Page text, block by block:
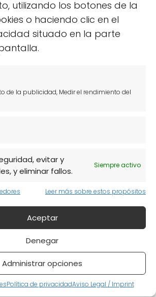
utilizando los botones de la
o haciendo clic en el
situado en la parte
de la publicidad, Medir el rendimiento del
evitar y
y eliminar fallos.
Siempre activo
Leer más sobre estos propósitos
Aceptar
Denegar
Administrar opciones
Política de privacidadAviso Legal / Imprint
con macarrones de
para cualquier ocasión.
y sabrosa es la ensalada
no solo es colorida, sino
muy saludable. Para
de espelta cocidos
oliva virgen extra
al gusto
ingredientes y tendrás una
para un almuerzo ligero o
en una cena.